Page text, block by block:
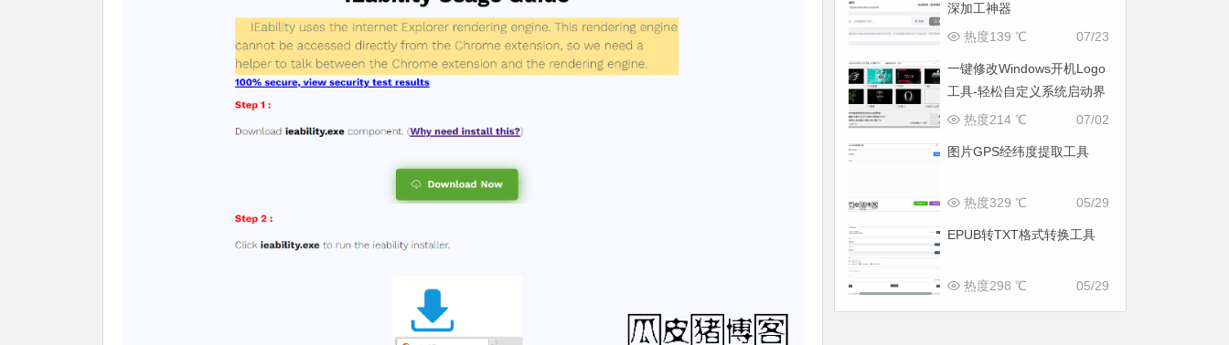
深加工神器
07/23
热度139 ℃
一键修改Windows开机Logo
工具-轻松自定义系统启动界
面
07/02
热度214 ℃
图片GPS经纬度提取工具
05/29
热度329 ℃
EPUB转TXT格式转换工具
05/29
热度298 ℃